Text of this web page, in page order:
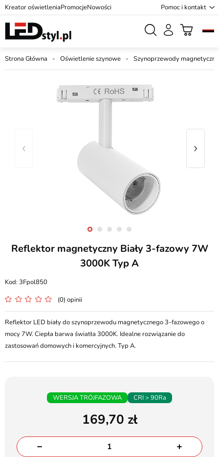
Kreator oświetleniaPromocjeNowości Pomoc i kontakt
Strona Główna Oświetlenie szynowe Szynoprzewody magnetyczne
Reflektor magnetyczny Biały 3-fazowy 7W
3000K Typ A
3Fpol850
(0) opinii
Reflektor LED biały do szynoprzewodu magnetycznego 3-fazowego o
mocy 7W. Ciepła barwa światła 3000K. Idealne rozwiązanie do
zastosowań domowych i komercyjnych. Typ A.
WERSJA TRÓJFAZOWA CRI > 90Ra
169,70